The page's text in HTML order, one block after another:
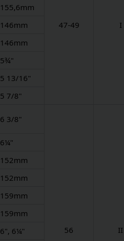
47-49 I
155,6mm
146mm
146mm
5¾"
5 13/16"
5 7/8"
6 3/8"
56 II
6¼"
152mm
152mm
159mm
159mm
6", 6¼"